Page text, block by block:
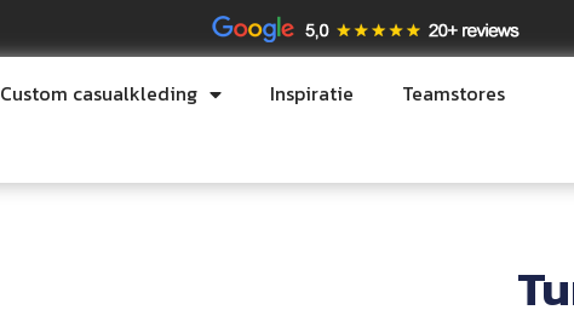
Custom casualkleding Inspiratie
Teamstores